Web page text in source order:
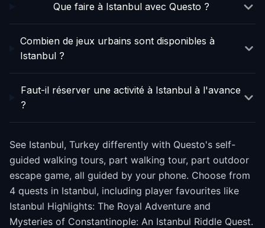
Que faire à Istanbul avec Questo ?
Combien de jeux urbains sont disponibles à
Istanbul ?
Faut-il réserver une activité à Istanbul à l'avance
?
See Istanbul, Turkey differently with Questo's self-
guided walking tours, part walking tour, part outdoor
escape game, all guided by your phone. Choose from
4 quests in Istanbul, including player favourites like
Istanbul Highlights: The Royal Adventure and
Mysteries of Constantinople: An Istanbul Riddle Quest.